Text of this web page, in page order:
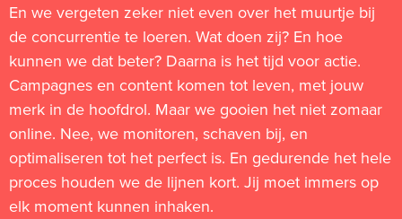
En we vergeten zeker niet even over het muurtje bij
de concurrentie te loeren. Wat doen zij? En hoe
kunnen we dat beter? Daarna is het tijd voor actie.
Campagnes en content komen tot leven, met jouw
merk in de hoofdrol. Maar we gooien het niet zomaar
online. Nee, we monitoren, schaven bij, en
optimaliseren tot het perfect is. En gedurende het hele
proces houden we de lijnen kort. Jij moet immers op
elk moment kunnen inhaken.